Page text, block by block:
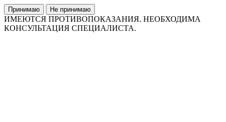
Принимаю Не принимаю
ИМЕЮТСЯ ПРОТИВОПОКАЗАНИЯ. НЕОБХОДИМА
КОНСУЛЬТАЦИЯ СПЕЦИАЛИСТА.